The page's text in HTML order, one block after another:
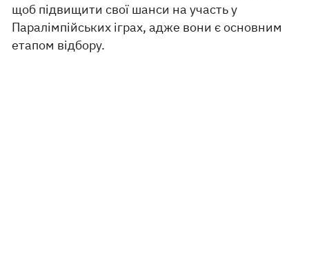
щоб підвищити свої шанси на участь у
Паралімпійських іграх, адже вони є основним
етапом відбору.